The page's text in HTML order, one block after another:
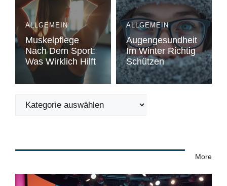
ALLGEMEIN
Muskelpflege
Nach Dem Sport:
Was Wirklich Hilft
ALLGEMEIN
Augengesundheit
Im Winter Richtig
Schützen
Kategorien
More